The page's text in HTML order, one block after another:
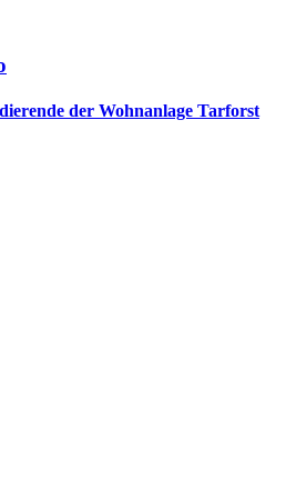
der Wohnanlage Tarforst